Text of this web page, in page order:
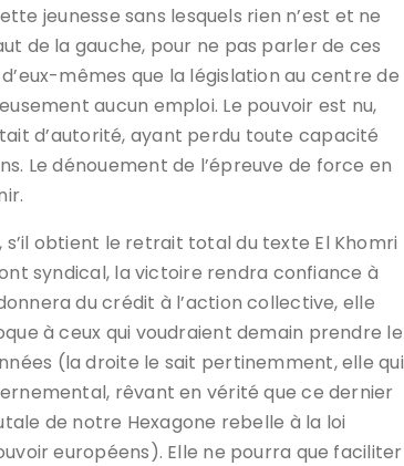
jeunesse sans lesquels rien n’est et ne
de la gauche, pour ne pas parler de ces
mêmes que la législation au centre de
aucun emploi. Le pouvoir est nu,
d’autorité, ayant perdu toute capacité
Le dénouement de l’épreuve de force en
obtient le retrait total du texte El Khomri
syndical, la victoire rendra confiance à
du crédit à l’action collective, elle
à ceux qui voudraient demain prendre le
(la droite le sait pertinemment, elle qui
rêvant en vérité que ce dernier
de notre Hexagone rebelle à la loi
européens). Elle ne pourra que faciliter